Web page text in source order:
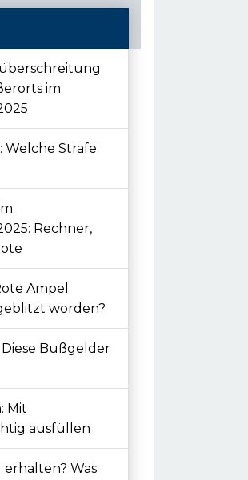
im
Welche Strafe
Rechner,
Ampel
worden?
Bußgelder
Mit
ausfüllen
Was